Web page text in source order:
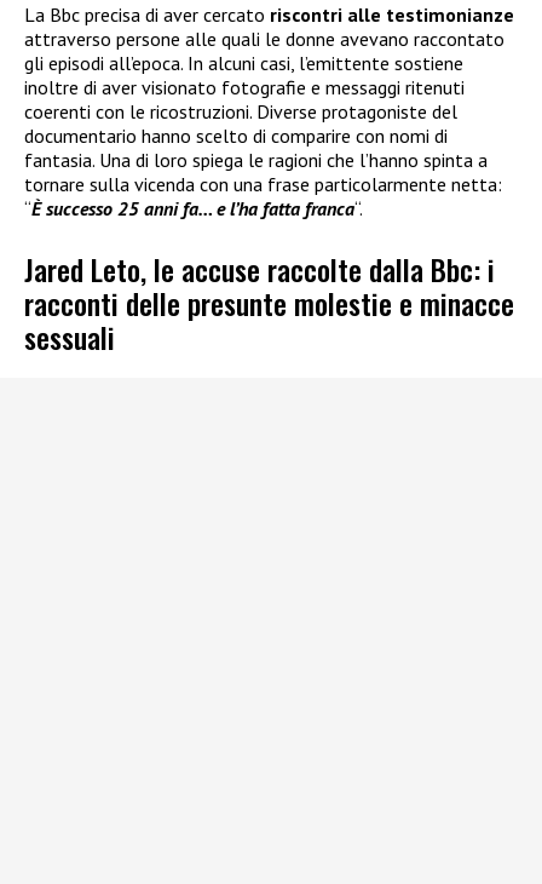
La Bbc precisa di aver cercato riscontri alle testimonianze
attraverso persone alle quali le donne avevano raccontato
gli episodi all’epoca. In alcuni casi, l’emittente sostiene
inoltre di aver visionato fotografie e messaggi ritenuti
coerenti con le ricostruzioni. Diverse protagoniste del
documentario hanno scelto di comparire con nomi di
fantasia. Una di loro spiega le ragioni che l’hanno spinta a
tornare sulla vicenda con una frase particolarmente netta:
“È successo 25 anni fa… e l’ha fatta franca“.
Jared Leto, le accuse raccolte dalla Bbc: i
racconti delle presunte molestie e minacce
sessuali